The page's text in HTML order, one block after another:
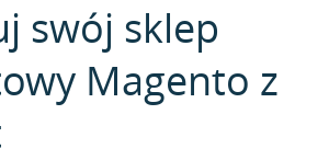
swój sklep
Magento z